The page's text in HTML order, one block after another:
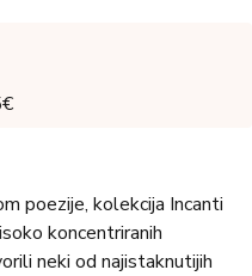
poezije, kolekcija Incanti
koncentriranih
neki od najistaknutijih